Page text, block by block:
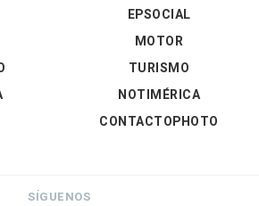
EPSOCIAL
MOTOR
TURISMO
NOTIMÉRICA
CONTACTOPHOTO
SÍGUENOS